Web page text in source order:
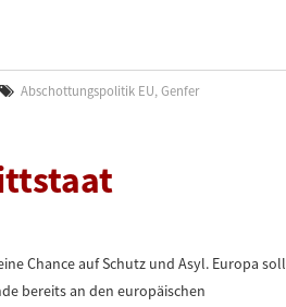
Abschottungspolitik EU,Genfer
Chance auf Schutz und Asyl. Europa soll
bereits an den europäischen